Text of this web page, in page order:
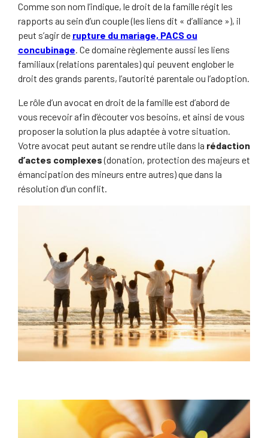
Comme son nom l’indique, le droit de la famille régit les
rapports au sein d’un couple (les liens dit « d’alliance »), il
peut s’agir de rupture du mariage, PACS ou
concubinage. Ce domaine règlemente aussi les liens
familiaux (relations parentales) qui peuvent englober le
droit des grands parents, l’autorité parentale ou l’adoption.
Le rôle d’un avocat en droit de la famille est d’abord de
vous recevoir afin d’écouter vos besoins, et ainsi de vous
proposer la solution la plus adaptée à votre situation.
Votre avocat peut autant se rendre utile dans la rédaction
d’actes complexes(donation, protection des majeurs et
émancipation des mineurs entre autres) que dans la
résolution d’un conflit.